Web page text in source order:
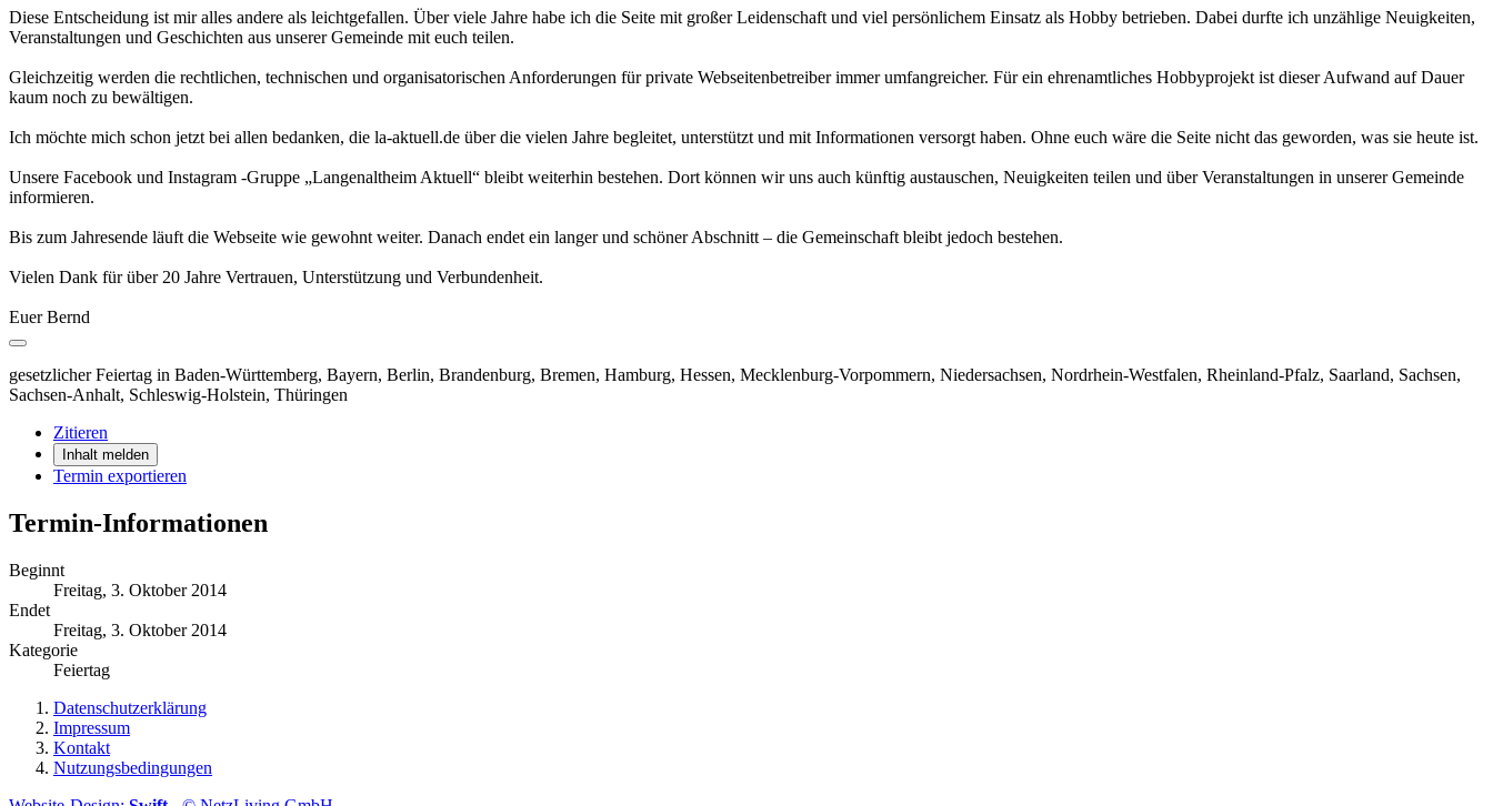
Diese Entscheidung ist mir alles andere als leichtgefallen. Über viele Jahre habe ich die Seite mit großer Leidenschaft und viel persönlichem Einsatz als Hobby betrieben. Dabei durfte ich unzählige Neuigkeiten,
Veranstaltungen und Geschichten aus unserer Gemeinde mit euch teilen.
Gleichzeitig werden die rechtlichen, technischen und organisatorischen Anforderungen für private Webseitenbetreiber immer umfangreicher. Für ein ehrenamtliches Hobbyprojekt ist dieser Aufwand auf Dauer
kaum noch zu bewältigen.
Ich möchte mich schon jetzt bei allen bedanken, die la-aktuell.de über die vielen Jahre begleitet, unterstützt und mit Informationen versorgt haben. Ohne euch wäre die Seite nicht das geworden, was sie heute ist.
Unsere Facebook und Instagram -Gruppe „Langenaltheim Aktuell“ bleibt weiterhin bestehen. Dort können wir uns auch künftig austauschen, Neuigkeiten teilen und über Veranstaltungen in unserer Gemeinde
informieren.
Bis zum Jahresende läuft die Webseite wie gewohnt weiter. Danach endet ein langer und schöner Abschnitt – die Gemeinschaft bleibt jedoch bestehen.
Vielen Dank für über 20 Jahre Vertrauen, Unterstützung und Verbundenheit.
Euer Bernd
gesetzlicher Feiertag in Baden-Württemberg, Bayern, Berlin, Brandenburg, Bremen, Hamburg, Hessen, Mecklenburg-Vorpommern, Niedersachsen, Nordrhein-Westfalen, Rheinland-Pfalz, Saarland, Sachsen,
Sachsen-Anhalt, Schleswig-Holstein, Thüringen
Zitieren
Inhalt melden
Termin exportieren
Termin-Informationen
Beginnt
Freitag, 3. Oktober 2014
Endet
Freitag, 3. Oktober 2014
Kategorie
Feiertag
Datenschutzerklärung
Impressum
Kontakt
Nutzungsbedingungen